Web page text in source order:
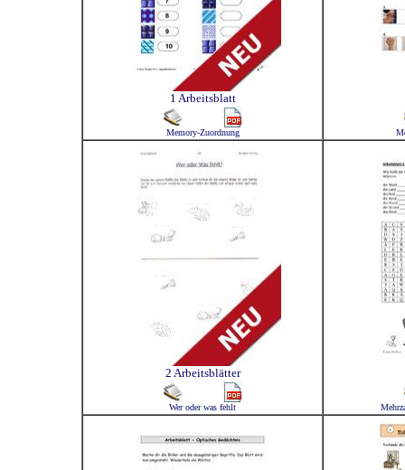
1 Arbeitsblatt
Memory-Zuordnung
2 Arbeitsblätter
Wer oder was fehlt